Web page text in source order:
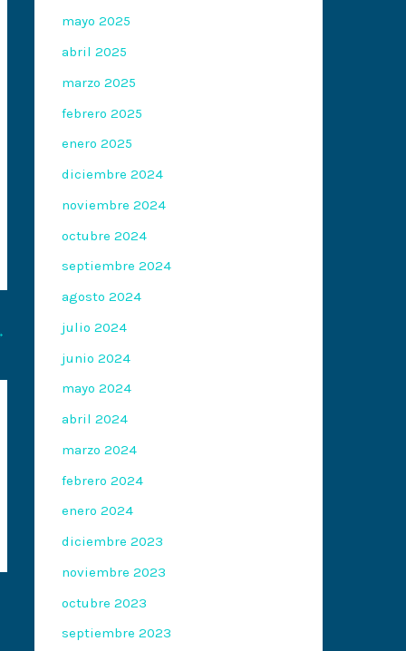
mayo 2025
abril 2025
marzo 2025
febrero 2025
enero 2025
diciembre 2024
noviembre 2024
octubre 2024
septiembre 2024
agosto 2024
julio 2024
junio 2024
mayo 2024
abril 2024
marzo 2024
febrero 2024
enero 2024
diciembre 2023
noviembre 2023
octubre 2023
septiembre 2023